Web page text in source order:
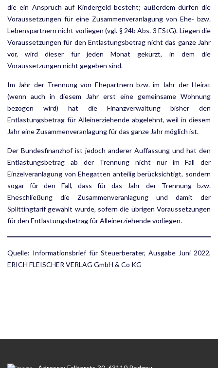
die ein Anspruch auf Kindergeld besteht; außerdem dürfen die
Voraussetzungen für eine Zusammenveranlagung von Ehe- bzw.
Lebenspartnern nicht vorliegen (vgl. § 24b Abs. 3 EStG). Liegen die
Voraussetzungen für den Entlastungsbetrag nicht das ganze Jahr
vor, wird dieser für jeden Monat gekürzt, in dem die
Voraussetzungen nicht gegeben sind.
Im Jahr der Trennung von Ehepartnern bzw. im Jahr der Heirat
(wenn auch in diesem Jahr erst eine gemein­same Wohnung
bezogen wird) hat die Finanzverwaltung bisher den
Entlastungsbetrag für Alleinerziehende abgelehnt, weil in diesem
Jahr eine Zusammenveranlagung für das ganze Jahr möglich ist.
Der Bundesfinanzhof ist jedoch anderer Auffassung und hat den
Entlastungsbetrag ab der Trennung nicht nur im Fall der
Einzelveranlagung von Ehegatten anteilig berücksichtigt, sondern
sogar für den Fall, dass für das Jahr der Trennung bzw.
Eheschließung die Zusammenveranlagung und damit der
Splittingtarif gewählt wurde, sofern die übrigen Voraussetzungen
für den Entlastungsbetrag für Alleinerziehende vorliegen.
Quelle: Informationsbrief für Steuerberater, Ausgabe Juni 2022,
ERICH FLEISCHER VERLAG GmbH & Co KG